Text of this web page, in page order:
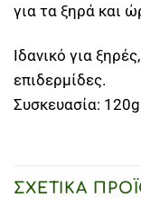
για τα ξηρά και
Ιδανικό για
επιδερμίδες.
Συσκευασία:
ΣΧΕΤΙΚΆ